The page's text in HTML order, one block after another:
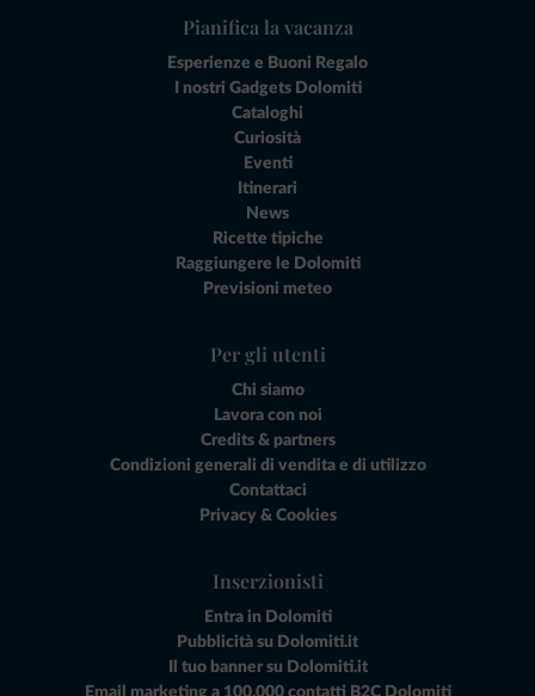
Pianifica la vacanza
Esperienze e Buoni Regalo
I nostri Gadgets Dolomiti
Cataloghi
Curiosità
Eventi
Itinerari
News
Ricette tipiche
Raggiungere le Dolomiti
Previsioni meteo
Per gli utenti
Chi siamo
Lavora con noi
Credits & partners
Condizioni generali di vendita e di utilizzo
Contattaci
Privacy & Cookies
Inserzionisti
Entra in Dolomiti
Pubblicità su Dolomiti.it
Il tuo banner su Dolomiti.it
Email marketing a 100.000 contatti B2C Dolomiti